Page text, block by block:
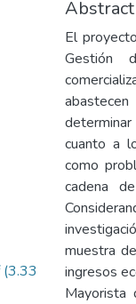
(3.33
Abstract
El
Gestión
cuanto a
como
cadena
muestra
ingresos
Mayorista